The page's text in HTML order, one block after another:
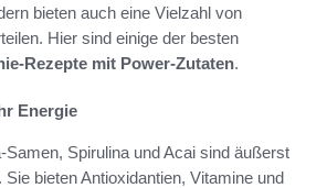
bieten auch eine Vielzahl von
Hier sind einige der besten
Rezepte mit Power-Zutaten.
Energie
Samen, Spirulina und Acai sind äußerst
bieten Antioxidantien, Vitamine und